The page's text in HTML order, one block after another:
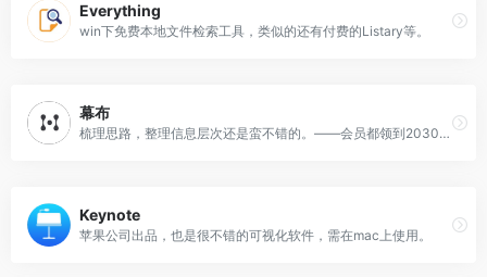
Everything
win下免费本地文件检索工具，类似的还有付费的Listary等。
幕布
梳理思路，整理信息层次还是蛮不错的。——会员都领到2030年以后了。
Keynote
苹果公司出品，也是很不错的可视化软件，需在mac上使用。